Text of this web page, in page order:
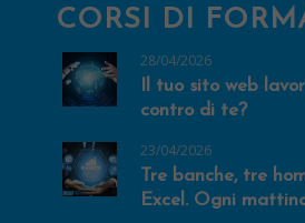
CORSI DI
28/04/2026
Il tuo sito web
contro di te?
23/04/2026
Tre banche, tre
Excel. Ogni